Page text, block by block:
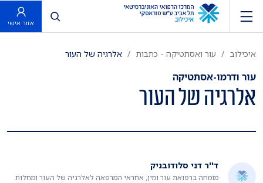
פתח חיפוש
אזור אישי
איכילוב עור ואסתטיקה - כתבות אלרגיה של העור
עור ודרמו-אסתטיקה
אלרגיה של העור
ד''ר דני סלודובניק
מומחה ברפואת עור ומין, אחראי המרפאה לאלרגיה של העור ומחלות